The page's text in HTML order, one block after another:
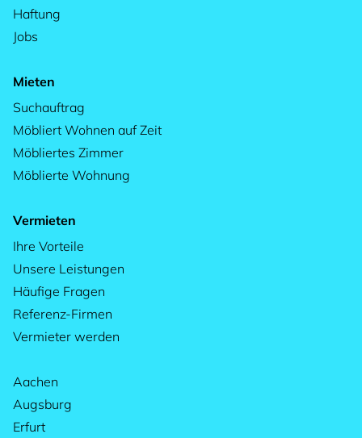
Haftung
Jobs
Mieten
Suchauftrag
Möbliert Wohnen auf Zeit
Möbliertes Zimmer
Möblierte Wohnung
Vermieten
Ihre Vorteile
Unsere Leistungen
Häufige Fragen
Referenz-Firmen
Vermieter werden
Aachen
Augsburg
Erfurt